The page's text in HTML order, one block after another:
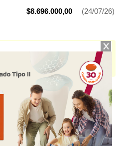
$8.696.000,00 (24/07/26)
Trat.hipertensión arterial
y cuenta con 1 presentación
macitentan